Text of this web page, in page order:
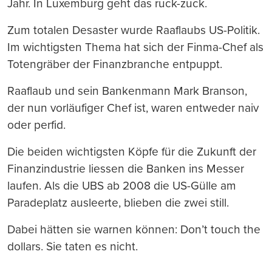
Jahr. In Luxemburg geht das ruck-zuck.
Zum totalen Desaster wurde Raaflaubs US-Politik.
Im wichtigsten Thema hat sich der Finma-Chef als
Totengräber der Finanzbranche entpuppt.
Raaflaub und sein Bankenmann Mark Branson,
der nun vorläufiger Chef ist, waren entweder naiv
oder perfid.
Die beiden wichtigsten Köpfe für die Zukunft der
Finanzindustrie liessen die Banken ins Messer
laufen. Als die UBS ab 2008 die US-Gülle am
Paradeplatz ausleerte, blieben die zwei still.
Dabei hätten sie warnen können: Don’t touch the
dollars. Sie taten es nicht.